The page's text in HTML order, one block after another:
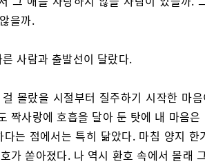
을까.
사람과 출발선이 달랐다.
몰랐을 시절부터 질주하기 시작한 마
짝사랑에 호흡을 달아 둔 탓에 내 마음
는 점에서는 특히 닮았다. 마침 양지 한
가 쏟아졌다. 나 역시 환호 속에서 몰래